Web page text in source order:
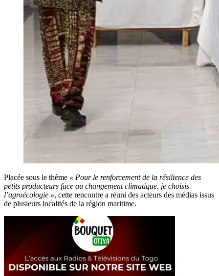
Placée sous le thème « Pour le renforcement de la résilience des
petits producteurs face au changement climatique, je choisis
l’agroécologie », cette rencontre a réuni des acteurs des médias issus
de plusieurs localités de la région maritime.